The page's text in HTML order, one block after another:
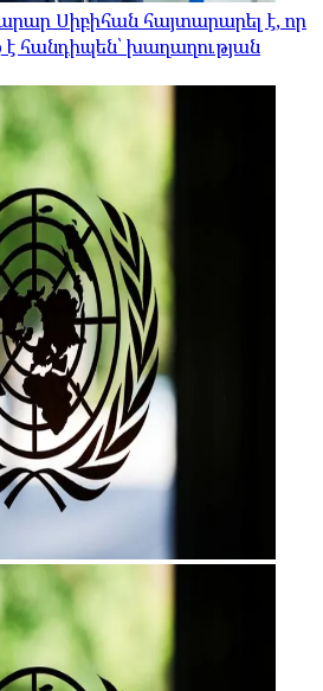
Սիբիհան հայտարարել է, որ
հանդիպեն՝ խաղաղության